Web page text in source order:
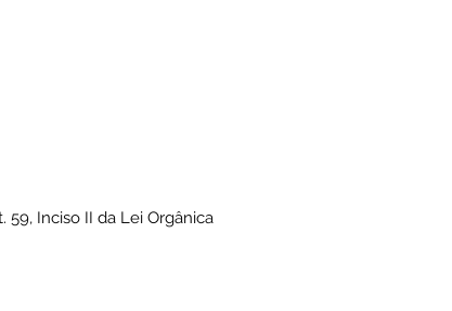
59, Inciso II da Lei Orgânica